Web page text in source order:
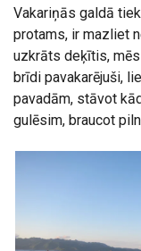
Vakariņās galdā
protams, ir mazliet
uzkrāts deķītis,
brīdi pavakarējuši,
pavadām, stāvot
gulēsim, braucot